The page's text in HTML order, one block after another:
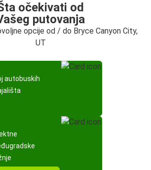
očekivati od
putovanja
opcije od / do Bryce Canyon City,
UT
autobuskih